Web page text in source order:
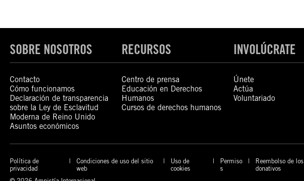
SOBRE NOSOTROS
Contacto
Cómo funcionamos
Declaración de transparencia
sobre la Ley de Esclavitud
Moderna de Reino Unido
Asuntos económicos
RECURSOS
Centro de prensa
Educación en Derechos
Humanos
Cursos de derechos humanos
INVOLÚCRATE
Únete
Actúa
Voluntariado
Política de
privacidad
Condiciones de uso del sitio
web
Uso de
cookies
Permiso
s
Reembolso de los
donativos